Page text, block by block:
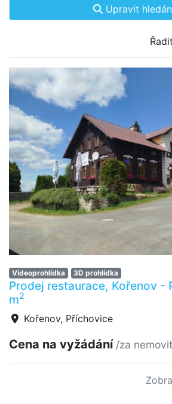
Upravit
Videoprohlídka 3D prohlídka
Prodej restaurace, Kořenov -
m2
Kořenov, Příchovice
Cena na vyžádání /za